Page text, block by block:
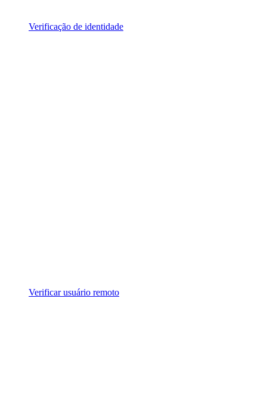
Verificação de identidade
Verificar usuário remoto